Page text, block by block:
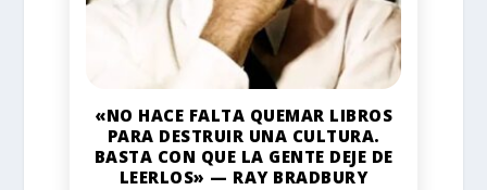
«NO HACE FALTA QUEMAR LIBROS
PARA DESTRUIR UNA CULTURA.
BASTA CON QUE LA GENTE DEJE DE
LEERLOS» — RAY BRADBURY